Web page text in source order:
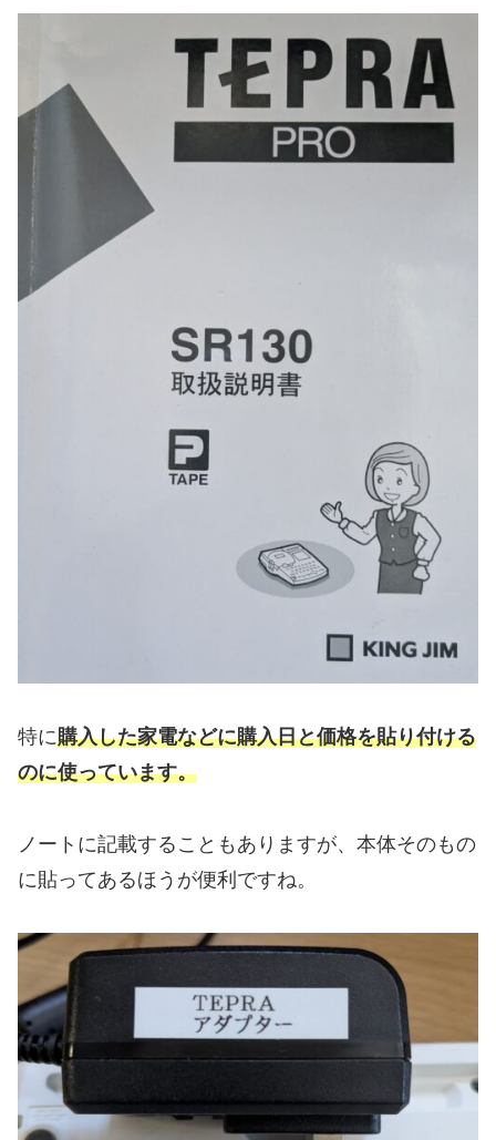
特に購入した家電などに購入日と価格を貼り付ける
のに使っています。
ノートに記載することもありますが、本体そのもの
に貼ってあるほうが便利ですね。